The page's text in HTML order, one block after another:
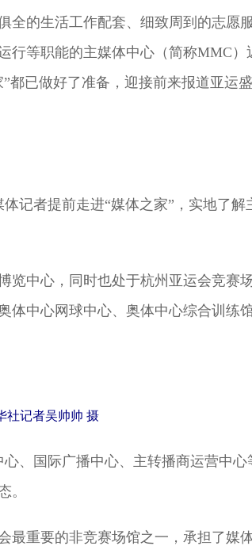
全的生活工作配套、细致周到的志
行等职能的主媒体中心（简称MMC）
都已做好了准备，迎接前来报道亚运
记者提前走进“媒体之家”，实地了解
览中心，同时也处于杭州亚运会竞赛
体中心网球中心、奥体中心综合训练
社记者吴帅帅 摄
、国际广播中心、主转播商运营中心
。
重要的非竞赛场馆之一，承担了媒体